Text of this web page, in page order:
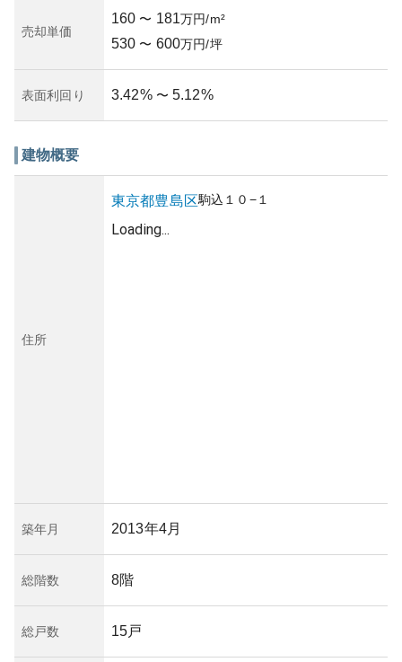
いるか確認が必要です。
売却単価
160 〜 181万円/m²
530 〜 600万円/坪
表面利回り 3.42% 〜 5.12%
建物概要
住所
東京都豊島区駒込 １０−１
Loading...
築年月 2013年4月
総階数 8階
総戸数 15戸